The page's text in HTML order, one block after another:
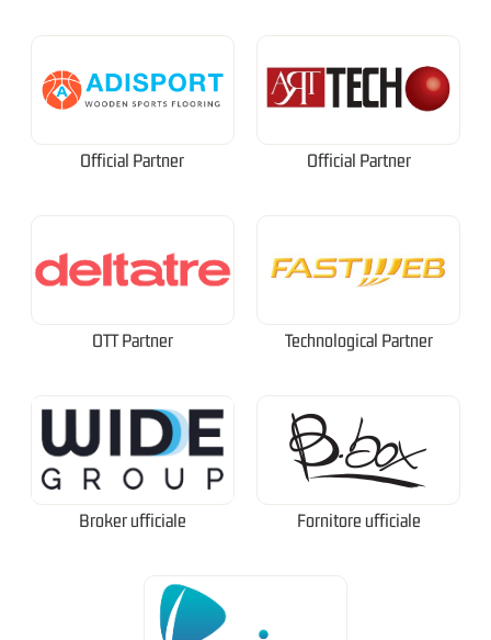
Official Partner Official Partner
OTT Partner Technological Partner
Broker ufficiale Fornitore ufficiale